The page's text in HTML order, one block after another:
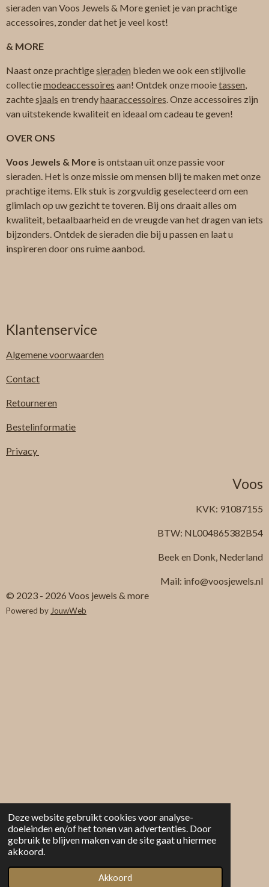
Deze website gebruikt cookies voor analyse-
doeleinden en/of het tonen van advertenties. Door
gebruik te blijven maken van de site gaat u hiermee
akkoord.
Akkoord
sieraden van Voos Jewels & More geniet je van prachtige
accessoires, zonder dat het je veel kost!
& MORE
Naast onze prachtigesieraden bieden we ook een stijlvolle
collectiemodeaccessoires aan! Ontdek onze mooietassen,
zachtesjaals en trendyhaaraccessoires. Onze accessoires zijn
van uitstekende kwaliteit en ideaal om cadeau te geven!
OVER ONS
Voos Jewels & More is ontstaan uit onze passie voor
sieraden. Het is onze missie om mensen blij te maken met onze
prachtige items. Elk stuk is zorgvuldig geselecteerd om een
glimlach op uw gezicht te toveren. Bij ons draait alles om
kwaliteit, betaalbaarheid en de vreugde van het dragen van iets
bijzonders. Ontdek de sieraden die bij u passen en laat u
inspireren door ons ruime aanbod.
Klantenservice
Algemenevoorwaarden
Contact
Retourneren
Bestelinformatie
Privacy
Voos
KVK: 91087155
BTW: NL004865382B54
Beek en Donk, Nederland
Mail: info@voosjewels.nl
© 2023 - 2026 Voos jewels & more
Powered by JouwWeb